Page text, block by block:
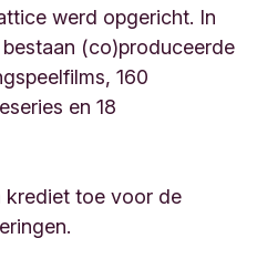
werd opgericht. In
(co)produceerde
160
en 18
krediet toe voor de